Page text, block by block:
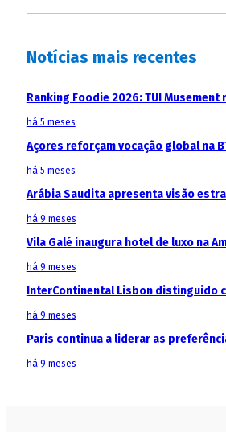
Notícias mais recentes
Ranking Foodie 2026: TUI
há 5 meses
Açores reforçam vocação global na
há 5 meses
Arábia Saudita apresenta visão
há 9 meses
Vila Galé inaugura hotel de luxo na
há 9 meses
InterContinental Lisbon distinguido
há 9 meses
Paris continua a liderar as
há 9 meses